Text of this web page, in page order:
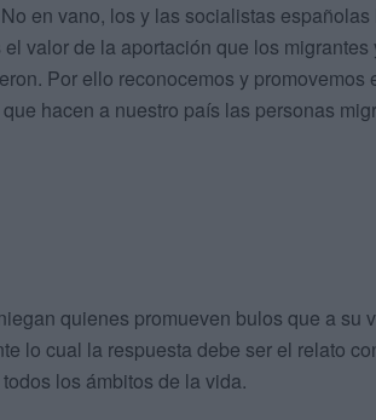
en vano, los y las socialistas
valor de la aportación que los
Por ello reconocemos y
hacen a nuestro país las personas
quienes promueven bulos que a su
lo cual la respuesta debe ser el relato
los ámbitos de la vida.